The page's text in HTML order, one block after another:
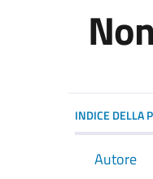
INDICE DELLA
Autore